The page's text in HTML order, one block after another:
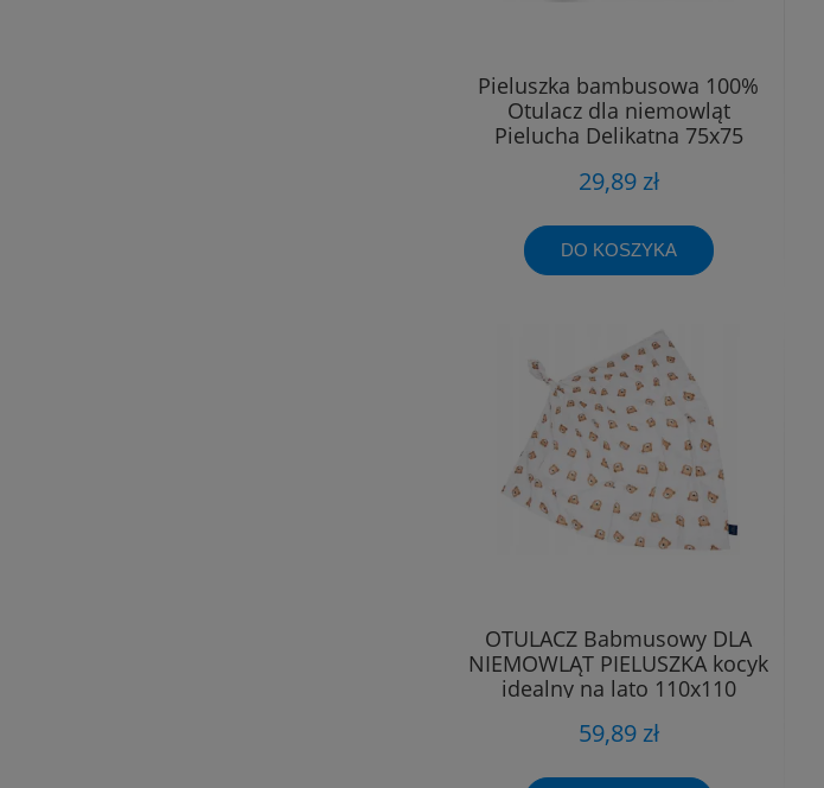
Pieluszka bambusowa 100%
Otulacz dla niemowląt
Pielucha Delikatna 75x75
29,89 zł
DO KOSZYKA
OTULACZ Babmusowy DLA
NIEMOWLĄT PIELUSZKA kocyk
idealny na lato 110x110
59,89 zł